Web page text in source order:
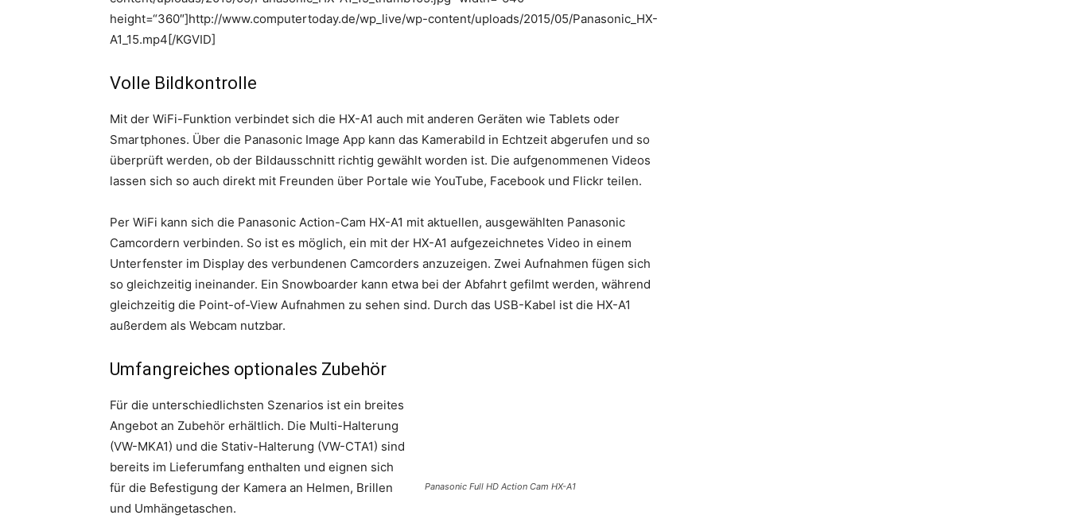
height=“360″]http://www.computertoday.de/wp_live/wp-content/uploads/2015/05/Panasonic_HX-
A1_15.mp4[/KGVID]
Volle Bildkontrolle
Mit der WiFi-Funktion verbindet sich die HX-A1 auch mit anderen Geräten wie Tablets oder
Smartphones. Über die Panasonic Image App kann das Kamerabild in Echtzeit abgerufen und so
überprüft werden, ob der Bildausschnitt richtig gewählt worden ist. Die aufgenommenen Videos
lassen sich so auch direkt mit Freunden über Portale wie YouTube, Facebook und Flickr teilen.
Per WiFi kann sich die Panasonic Action-Cam HX-A1 mit aktuellen, ausgewählten Panasonic
Camcordern verbinden. So ist es möglich, ein mit der HX-A1 aufgezeichnetes Video in einem
Unterfenster im Display des verbundenen Camcorders anzuzeigen. Zwei Aufnahmen fügen sich
so gleichzeitig ineinander. Ein Snowboarder kann etwa bei der Abfahrt gefilmt werden, während
gleichzeitig die Point-of-View Aufnahmen zu sehen sind. Durch das USB-Kabel ist die HX-A1
außerdem als Webcam nutzbar.
Umfangreiches optionales Zubehör
Panasonic Full HD Action Cam HX-A1
Für die unterschiedlichsten Szenarios ist ein breites
Angebot an Zubehör erhältlich. Die Multi-Halterung
(VW-MKA1) und die Stativ-Halterung (VW-CTA1) sind
bereits im Lieferumfang enthalten und eignen sich
für die Befestigung der Kamera an Helmen, Brillen
und Umhängetaschen.